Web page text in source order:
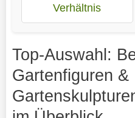
Verhältnis
Top-Auswahl:
Gartenfiguren &